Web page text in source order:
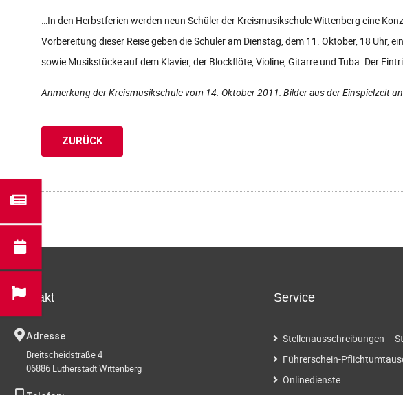
…In den Herbstferien werden neun Schüler der Kreismusikschule Wittenberg eine
Vorbereitung dieser Reise geben die Schüler am Dienstag, dem 11. Oktober, 18
sowie Musikstücke auf dem Klavier, der Blockflöte, Violine, Gitarre und Tuba. Der
Anmerkung der Kreismusikschule vom 14. Oktober 2011: Bilder aus der Einspielzeit
ZURÜCK
Kontakt
Adresse
Breitscheidstraße 4
06886 Lutherstadt Wittenberg
Service
Stellenausschreibungen –
Führerschein-
Onlinedienste